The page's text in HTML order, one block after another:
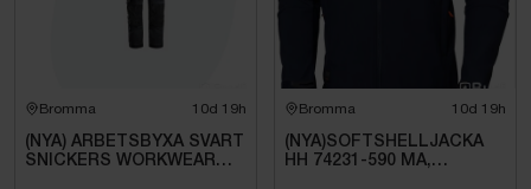
Positive Company, protect your devices and the
planet with this feature-rich, eco-friendly business
With use, this bag will develop a beautiful patina and is
lovingly created from sustainable long-life materials
Bromma 10d 19h
(NYA) ARBETSBYXA SVART
SNICKERS WORKWEAR
Bromma 10d 19h
(NYA)SOFTSHELLJACKA
HH 74231-590 MA,